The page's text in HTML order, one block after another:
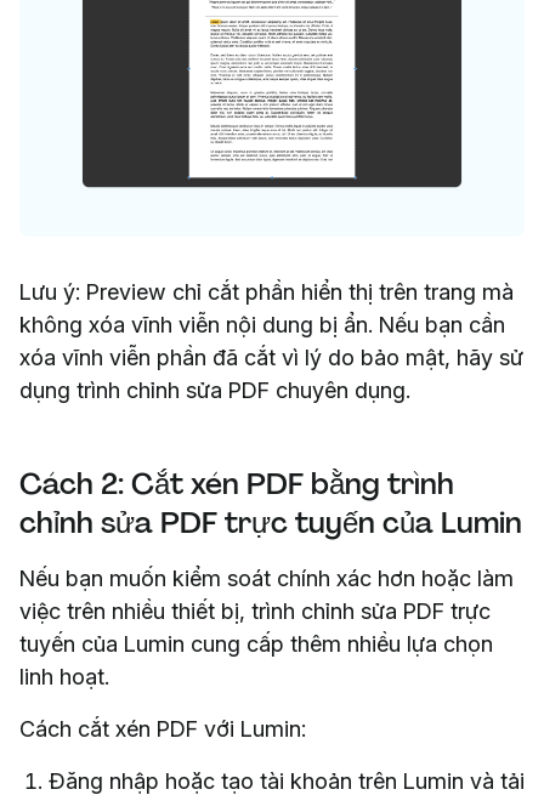
Lưu ý: Preview chỉ cắt phần hiển thị trên trang mà
không xóa vĩnh viễn nội dung bị ẩn. Nếu bạn cần
xóa vĩnh viễn phần đã cắt vì lý do bảo mật, hãy sử
dụng trình chỉnh sửa PDF chuyên dụng.
Cách 2: Cắt xén PDF bằng trình
chỉnh sửa PDF trực tuyến của Lumin
Nếu bạn muốn kiểm soát chính xác hơn hoặc làm
việc trên nhiều thiết bị, trình chỉnh sửa PDF trực
tuyến của Lumin cung cấp thêm nhiều lựa chọn
linh hoạt.
Cách cắt xén PDF với Lumin:
Đăng nhập hoặc tạo tài khoản trên Lumin và tải